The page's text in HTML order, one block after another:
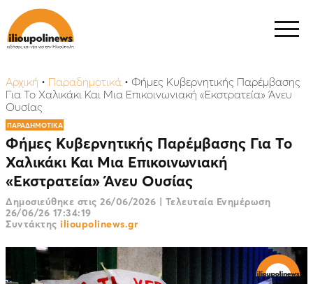
Αρχική • Παραδημοτικά • Φήμες Κυβερνητικής Παρέμβασης
Για Το Χαλικάκι Και Μια Επικοινωνιακή «Εκστρατεία» Άνευ
Ουσίας
ΠΑΡΑΔΗΜΟΤΙΚΑ
Φήμες Κυβερνητικής Παρέμβασης Για Το
Χαλικάκι Και Μια Επικοινωνιακή
«Εκστρατεία» Άνευ Ουσίας
Δημοσιεύθηκε στις 26/06/2026 | Τελευταία Ενημέρωση
26/06/26 17:34:19
Συντάκτης ilioupolinews.gr